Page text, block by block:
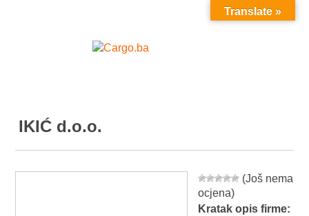
MENU
IKIĆ d.o.o.
(Još nema
ocjena)
Kratak opis firme:
Translate »